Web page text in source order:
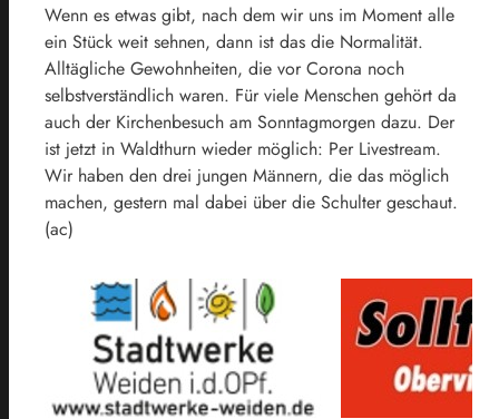
Wenn es etwas gibt, nach dem wir uns im Moment alle
ein Stück weit sehnen, dann ist das die Normalität.
Alltägliche Gewohnheiten, die vor Corona noch
selbstverständlich waren. Für viele Menschen gehört da
auch der Kirchenbesuch am Sonntagmorgen dazu. Der
ist jetzt in Waldthurn wieder möglich: Per Livestream.
Wir haben den drei jungen Männern, die das möglich
machen, gestern mal dabei über die Schulter geschaut.
(ac)